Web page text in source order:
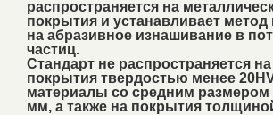
распространяется на
покрытия и устанавливает
на абразивное изнашивание в
частиц.
Стандарт не распространяется
покрытия твердостью менее
материалы со средним размером
мм, а также на покрытия